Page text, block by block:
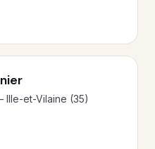
Ille-et-Vilaine (35)